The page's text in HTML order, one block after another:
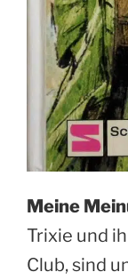
Meine
Trixie und
Club, sind